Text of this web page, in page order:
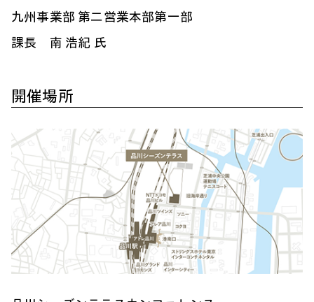
九州事業部 第二営業本部第一部
課長 南 浩紀 氏
開催場所